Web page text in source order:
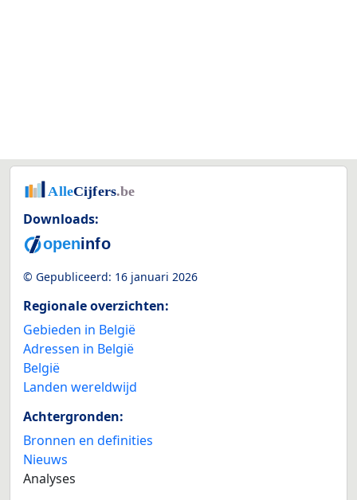
Downloads:
© Gepubliceerd: 16 januari 2026
Regionale overzichten:
Gebieden in België
Adressen in België
België
Landen wereldwijd
Achtergronden:
Bronnen en definities
Nieuws
Analyses